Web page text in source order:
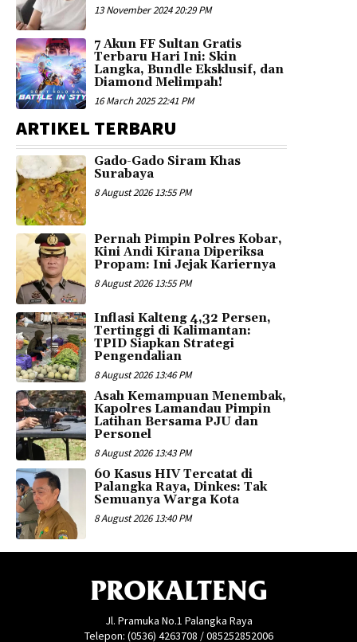
13 November 2024 20:29 PM
7 Akun FF Sultan Gratis
Terbaru Hari Ini: Skin
Langka, Bundle Eksklusif, dan
Diamond Melimpah!
16 March 2025 22:41 PM
ARTIKEL TERBARU
Gado-Gado Siram Khas
Surabaya
8 August 2026 13:55 PM
Pernah Pimpin Polres Kobar,
Kini Andi Kirana Diperiksa
Propam: Ini Jejak Kariernya
8 August 2026 13:55 PM
Inflasi Kalteng 4,32 Persen,
Tertinggi di Kalimantan:
TPID Siapkan Strategi
Pengendalian
8 August 2026 13:46 PM
Asah Kemampuan Menembak,
Kapolres Lamandau Pimpin
Latihan Bersama PJU dan
Personel
8 August 2026 13:43 PM
60 Kasus HIV Tercatat di
Palangka Raya, Dinkes: Tak
Semuanya Warga Kota
8 August 2026 13:40 PM
PROKALTENG
Jl. Pramuka No.1 Palangka Raya
Telepon: (0536) 4263708 / 085252852006